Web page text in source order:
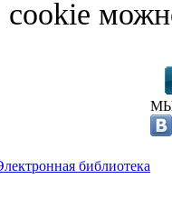
cookie
библиотека